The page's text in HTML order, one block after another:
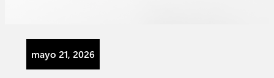
mayo 21, 2026